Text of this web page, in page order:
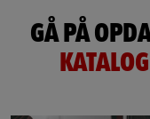
GÅ PÅ